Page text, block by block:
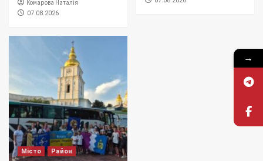
Комарова Наталія
07.08.2026
Місто Район
→